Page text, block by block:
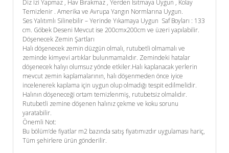
Diz İzi Yapmaz , Hav Bırakmaz , Yerden Isıtmaya Uygun , Kolay
Temizlenir . Amerika ve Avrupa Yangın Normlarına Uygun.
Ses Yalıtımlı Silinebilir – Yerinde Yıkamaya Uygun Saf Boyları : 133
cm. Göbek Deseni Mevcut ise 200cmx200cm ve üzeri yapılabilir.
Döşenecek Zemin Şartları
Halı döşenecek zemin düzgün olmalı, rutubetli olmamalı ve
zeminde kimyevi artıklar bulunmamalıdır. Zemindeki hatalar
döşenecek halıyı olumsuz yönde etkiler.Halı kaplanacak yerlerin
mevcut zemin kaplamalarının, halı döşenmeden önce iyice
incelenerek kaplama için uygun olup olmadığı tespit edilmelidir.
Halının döşeneceği ortam temizlenmiş, rutubetsiz olmalıdır.
Rutubetli zemine döşenen halınız çekme ve koku sorunu
yaratabilir.
Önemli Not:
Bu bölüm’de fiyatlar m2 bazında satış fiyatımızdır uygulaması hariç,
Tüm şehirlere ürün gönderilir.